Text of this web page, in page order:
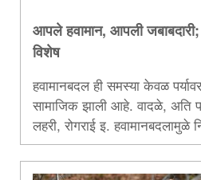
आपले हवामान, आपली जबाबदारी;
विशेष
हवामानबदल ही समस्या केवळ
सामाजिक झाली आहे. वादळे, अति
लहरी, रोगराई इ. हवामानबदलामुळे
समस्यासुद्धा वाढू लागल्या आहेत.
आणि त्यावर उपाय काय, याचा